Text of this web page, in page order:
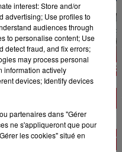
interest: Store and/or
advertising; Use profiles to
audiences through
to personalise content; Use
detect fraud, and fix errors;
may process personal
information actively
devices; Identify devices
partenaires dans "Gérer
ne s'appliqueront que pour
les cookies" situé en